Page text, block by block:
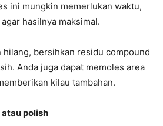
ini mungkin memerlukan waktu,
hasilnya maksimal.
hilang, bersihkan residu compound
Anda juga dapat memoles area
kilau tambahan.
polish